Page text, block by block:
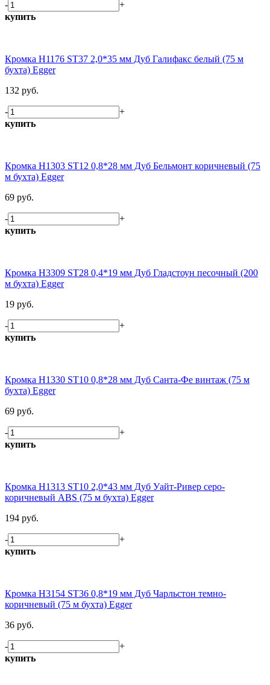
-
+
купить
Кромка H1176 ST37 2,0*35 мм Дуб Галифакс белый (75 м
бухта) Egger
132 руб.
-
+
купить
Кромка H1303 ST12 0,8*28 мм Дуб Бельмонт коричневый (75
м бухта) Egger
69 руб.
-
+
купить
Кромка H3309 ST28 0,4*19 мм Дуб Гладстоун песочный (200
м бухта) Egger
19 руб.
-
+
купить
Кромка H1330 ST10 0,8*28 мм Дуб Санта-Фе винтаж (75 м
бухта) Egger
69 руб.
-
+
купить
Кромка H1313 ST10 2,0*43 мм Дуб Уайт-Ривер серо-
коричневый ABS (75 м бухта) Egger
194 руб.
-
+
купить
Кромка H3154 ST36 0,8*19 мм Дуб Чарльстон темно-
коричневый (75 м бухта) Egger
36 руб.
-
+
купить